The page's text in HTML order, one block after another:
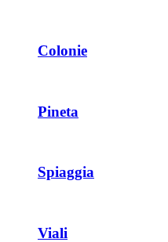
Colonie
Pineta
Spiaggia
Viali